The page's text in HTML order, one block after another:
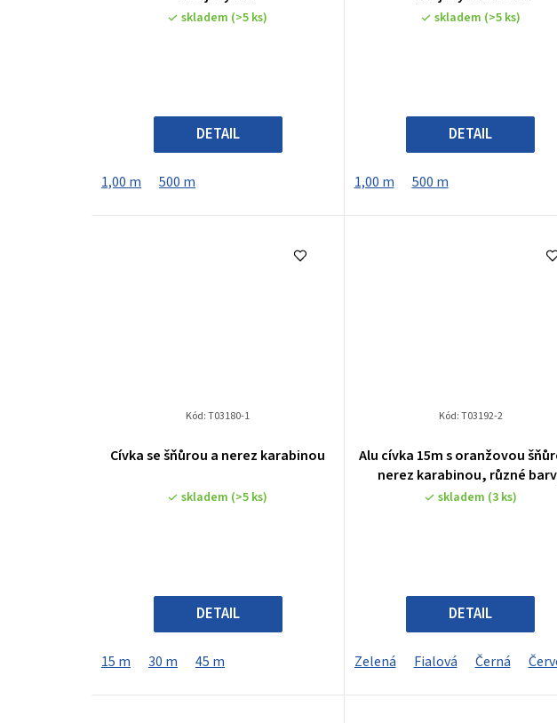
ů
skladem (>5 ks)
DETAIL
1,00 m 500 m
skladem (>5 ks)
DETAIL
1,00 m 500 m
Cívka se šňůrou a nerez karabinou
skladem (>5 ks)
DETAIL
15 m 30 m 45 m
Kód:T03180-1
Alu cívka 15m s oranžovou
nerez karabinou, různé
skladem (3 ks)
DETAIL
Zelená Fialová Černá
Kód:T03192-2